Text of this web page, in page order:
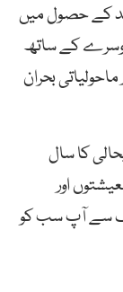
کے حصول میں
دوسرے کے ساتھ
بحران
پھیلاؤ روکیں اورسال2021 کوبحالی کا سال
اور
سے آپ سب کو